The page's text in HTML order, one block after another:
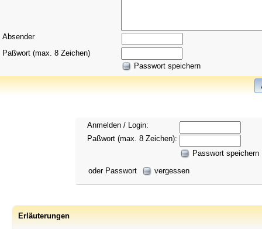
Absender
Paßwort (max. 8 Zeichen)
Passwort speichern
Anmelden / Login:
Paßwort (max. 8 Zeichen):
Passwort speichern
oder Passwort
vergessen
Erläuterungen